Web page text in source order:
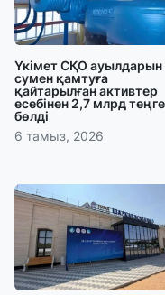
Үкімет СҚО ауылдарын
сумен қамтуға
қайтарылған активтер
есебінен 2,7 млрд теңге
бөлді
6 тамыз, 2026